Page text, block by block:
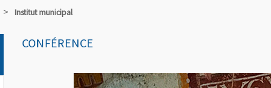
Institut municipal
CONFÉRENCE